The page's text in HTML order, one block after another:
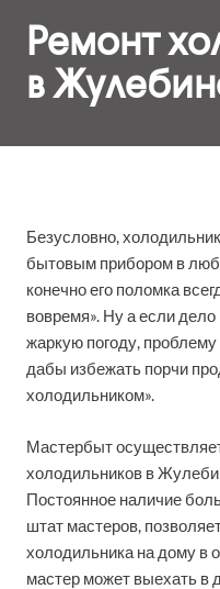
Ремонт
в
Безусловно,
бытовым прибором в
конечно его поломка
вовремя». Ну а если
жаркую погоду,
дабы избежать порчи
холодильником».
Мастербыт
холодильников в
Постоянное наличие
штат мастеров,
холодильника на дому в
мастер может выехать в